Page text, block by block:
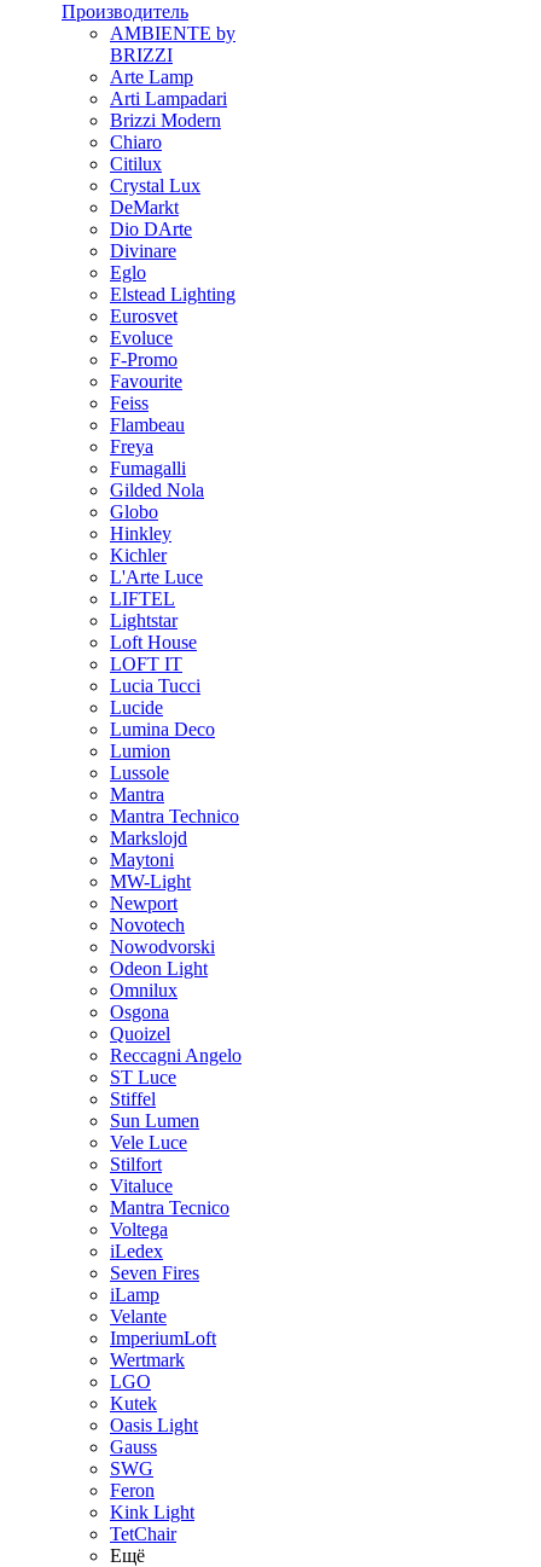
Производитель
AMBIENTE by
BRIZZI
Arte Lamp
Arti Lampadari
Brizzi Modern
Chiaro
Citilux
Crystal Lux
DeMarkt
Dio DArte
Divinare
Eglo
Elstead Lighting
Eurosvet
Evoluce
F-Promo
Favourite
Feiss
Flambeau
Freya
Fumagalli
Gilded Nola
Globo
Hinkley
Kichler
L'Arte Luce
LIFTEL
Lightstar
Loft House
LOFT IT
Lucia Tucci
Lucide
Lumina Deco
Lumion
Lussole
Mantra
Mantra Technico
Markslojd
Maytoni
MW-Light
Newport
Novotech
Nowodvorski
Odeon Light
Omnilux
Osgona
Quoizel
Reccagni Angelo
ST Luce
Stiffel
Sun Lumen
Vele Luce
Stilfort
Vitaluce
Mantra Tecnico
Voltega
iLedex
Seven Fires
iLamp
Velante
ImperiumLoft
Wertmark
LGO
Kutek
Oasis Light
Gauss
SWG
Feron
Kink Light
TetСhair
Ещё